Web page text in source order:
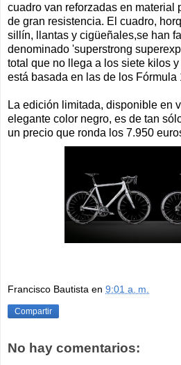
cuadro van reforzadas en material
de gran resistencia. El cuadro,
sillín, llantas y cigüeñales,se han
denominado 'superstrong
total que no llega a los siete kilos
está basada en las de los Fórmula
La edición limitada, disponible en
elegante color negro, es de tan
un precio que ronda los 7.950
Francisco Bautista en 9:01 a. m.
Compartir
No hay comentarios: